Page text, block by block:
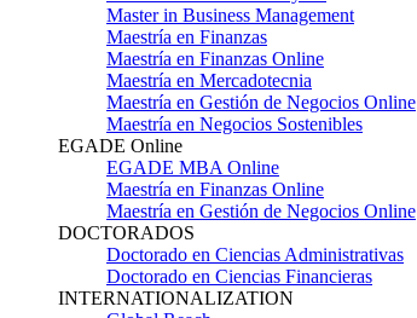
Master in Business Management
Maestría en Finanzas
Maestría en Finanzas Online
Maestría en Mercadotecnia
Maestría en Gestión de Negocios Online
Maestría en Negocios Sostenibles
EGADE Online
EGADE MBA Online
Maestría en Finanzas Online
Maestría en Gestión de Negocios Online
DOCTORADOS
Doctorado en Ciencias Administrativas
Doctorado en Ciencias Financieras
INTERNATIONALIZATION